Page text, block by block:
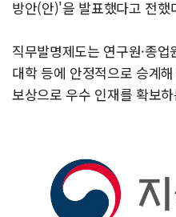
방안(안)'을 발표했다고 전했
직무발명제도는 연구원·종
대학 등에 안정적으로 승계
보상으로 우수 인재를 확보